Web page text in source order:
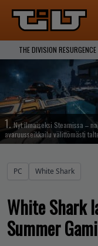
THE DIVISION RESURGENCE
1. Nyt ilmaiseksi Steamissa –
avaruusseikkailu välittömästi
PC White Shark
White Shark
Summer